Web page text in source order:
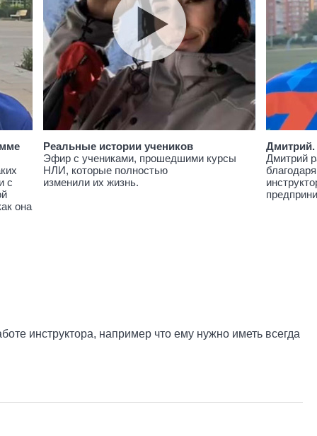
с
она
Реальные истории учеников
Эфир с учениками, прошедшими курсы
НЛИ, которые полностью
изменили их жизнь.
Дмитрий.
Дмитрий
инструктора, например что ему нужно иметь всегда